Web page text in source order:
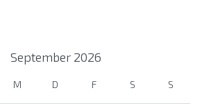
September 2026
M D F S S